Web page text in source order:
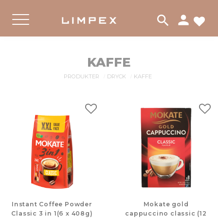
search person
KAFFE
PRODUKTER DRYCK KAFFE
Instant Coffee Powder
Classic 3 in 1(6 x 408g)
Lägg till i favoriter
Mokate gold
cappuccino classic (12